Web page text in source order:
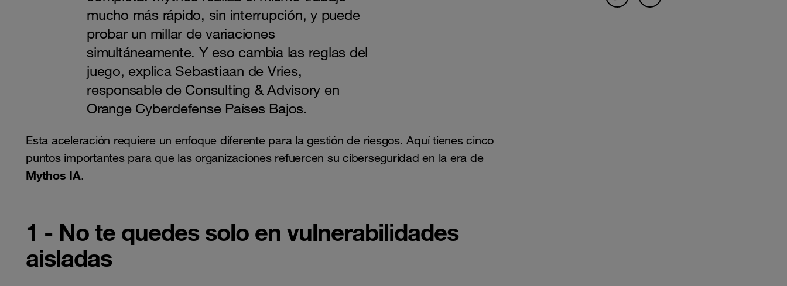
mucho más rápido, sin interrupción, y puede
probar un millar de variaciones
simultáneamente. Y eso cambia las reglas del
juego, explica Sebastiaan de Vries,
responsable de Consulting & Advisory en
Orange Cyberdefense Países Bajos.
Esta aceleración requiere un enfoque diferente para la gestión de riesgos. Aquí tienes cinco
puntos importantes para que las organizaciones refuercen su ciberseguridad en la era de
Mythos IA.
1 - No te quedes solo en vulnerabilidades
aisladas